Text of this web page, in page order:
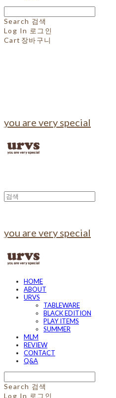
Search 검색
Log In 로그인
Cart 장바구니
you are very special
you are very special
HOME
ABOUT
URVS
TABLEWARE
BLACK EDITION
PLAY ITEMS
SUMMER
MLM
REVIEW
CONTACT
Q&A
Search 검색
Log In 로그인